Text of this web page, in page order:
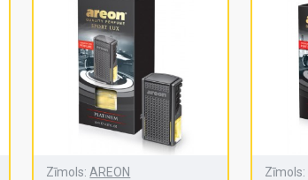
Zīmols: AREON
Zīmols: